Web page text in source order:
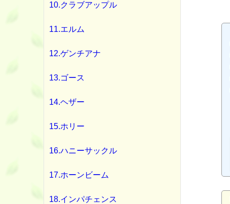
10.クラブアップル
11.エルム
12.ゲンチアナ
13.ゴース
14.ヘザー
15.ホリー
16.ハニーサックル
17.ホーンビーム
18.インパチェンス